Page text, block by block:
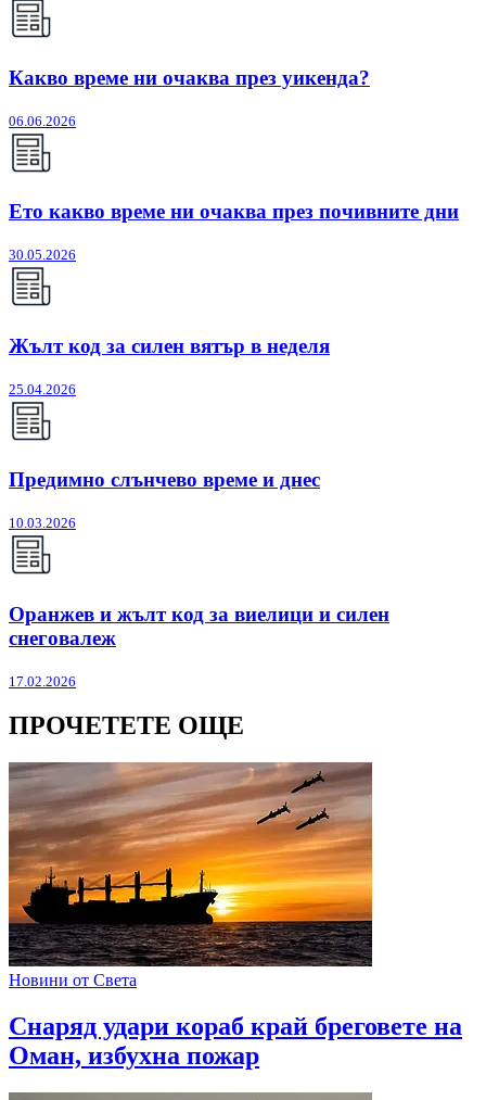
Какво време ни очаква през уикенда?
06.06.2026
Ето какво време ни очаква през почивните дни
30.05.2026
Жълт код за силен вятър в неделя
25.04.2026
Предимно слънчево време и днес
10.03.2026
Оранжев и жълт код за виелици и силен
снеговалеж
17.02.2026
ПРОЧЕТЕТЕ ОЩЕ
Новини от Света
Снаряд удари кораб край бреговете на
Оман, избухна пожар